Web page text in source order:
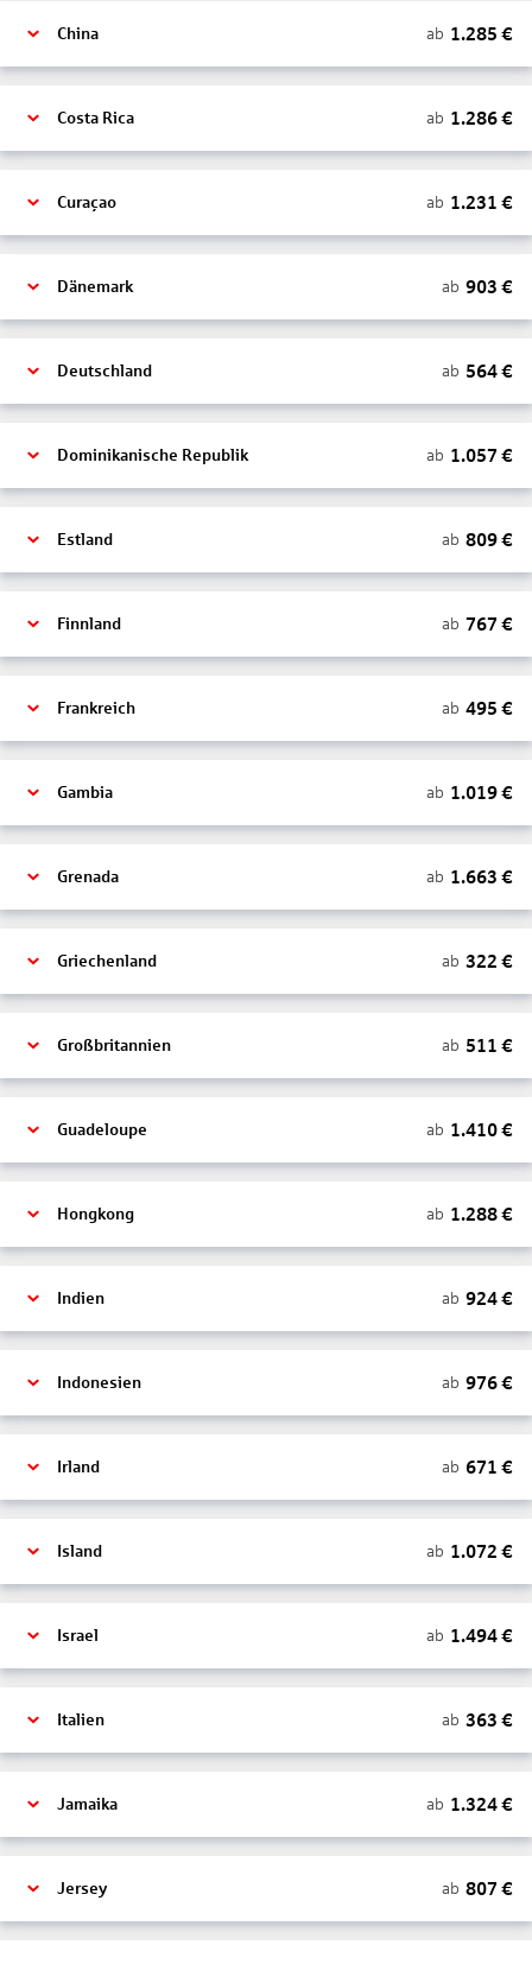
China ab 1.285 €
Costa Rica ab 1.286€
Curaçao ab 1.231 €
Dänemark ab 903 €
Deutschland ab 564€
Dominikanische Republik ab 1.057 €
Estland ab 809€
Finnland ab 767 €
Frankreich ab 495 €
Gambia ab 1.019€
Grenada ab 1.663 €
Griechenland ab 322 €
Großbritannien ab 511 €
Guadeloupe ab 1.410€
Hongkong ab 1.288€
Indien ab 924€
Indonesien ab 976€
Irland ab 671 €
Island ab 1.072 €
Israel ab 1.494€
Italien ab 363 €
Jamaika ab 1.324€
Jersey ab 807 €